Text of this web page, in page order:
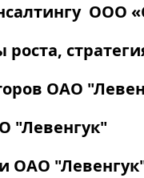
ООО
ОАО
"Левенгук"
ОАО